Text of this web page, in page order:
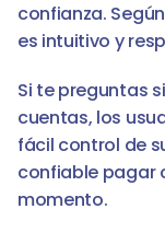
confianza.
es intuitivo y
Si te preguntas
cuentas, los
fácil control de
confiable pagar
momento.